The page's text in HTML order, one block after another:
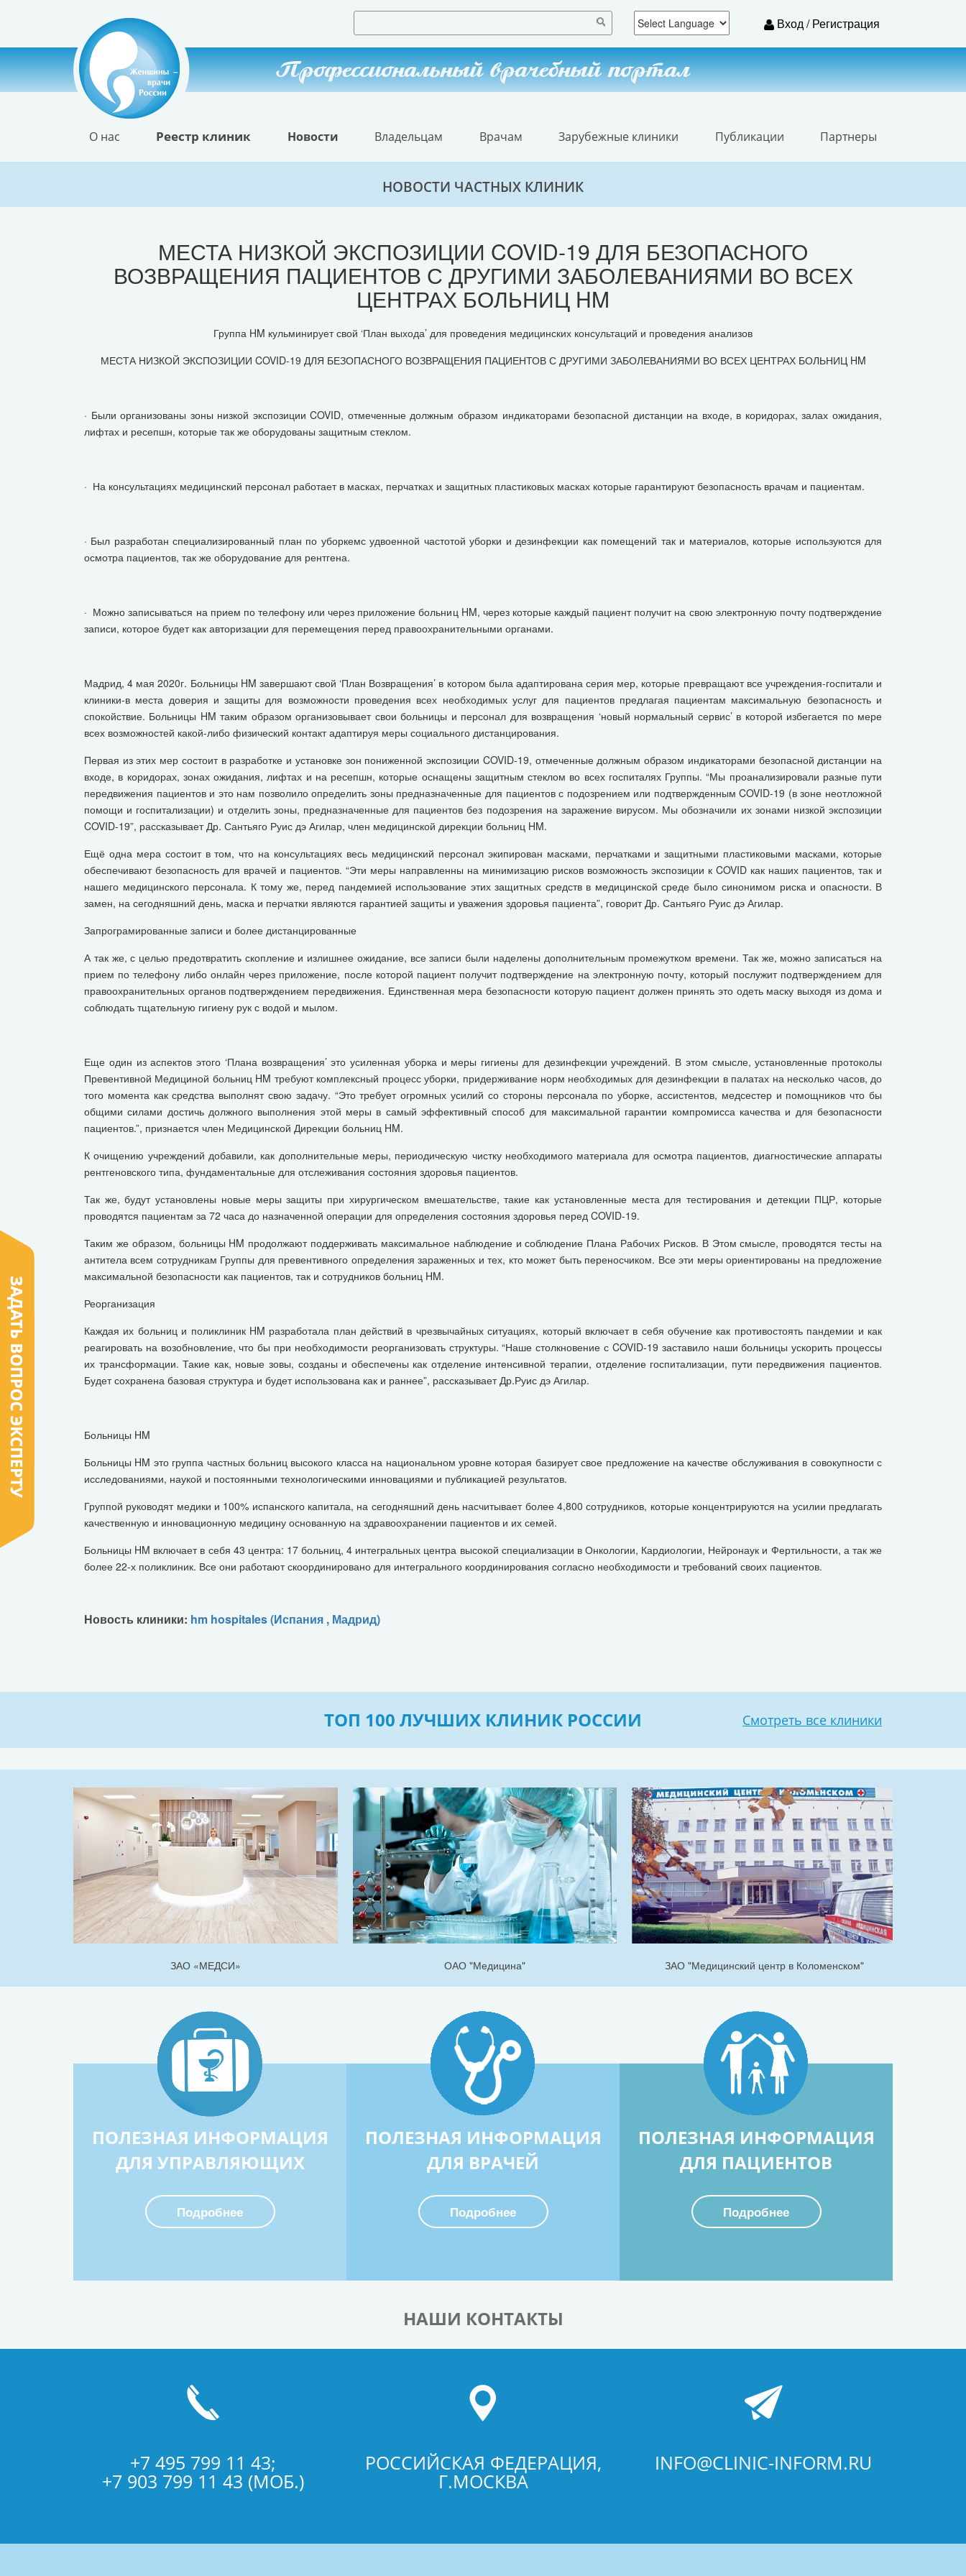
Вход / Регистрация
Профессиональный врачебный портал
О нас Реестр клиник Новости Владельцам Врачам Зарубежные клиники Публикации Партнеры
НОВОСТИ ЧАСТНЫХ КЛИНИК
МЕСТА НИЗКОЙ ЭКСПОЗИЦИИ COVID-19 ДЛЯ БЕЗОПАСНОГО
ВОЗВРАЩЕНИЯ ПАЦИЕНТОВ С ДРУГИМИ ЗАБОЛЕВАНИЯМИ ВО ВСЕХ
ЦЕНТРАХ БОЛЬНИЦ HM
Группа HM кульминирует свой ‘План выхода’ для проведения медицинских консультаций и проведения анализов
МЕСТА НИЗКОЙ ЭКСПОЗИЦИИ COVID-19 ДЛЯ БЕЗОПАСНОГО ВОЗВРАЩЕНИЯ ПАЦИЕНТОВ С ДРУГИМИ ЗАБОЛЕВАНИЯМИ ВО ВСЕХ ЦЕНТРАХ БОЛЬНИЦ HM
· Были организованы зоны низкой экспозиции COVID, отмеченные должным образом индикаторами безопасной дистанции на входе, в коридорах, залах ожидания,
лифтах и ресепшн, которые так же оборудованы защитным стеклом.
· На консультациях медицинский персонал работает в масках, перчатках и защитных пластиковых масках которые гарантируют безопасность врачам и пациентам.
· Был разработан специализированный план по уборкемс удвоенной частотой уборки и дезинфекции как помещений так и материалов, которые используются для
осмотра пациентов, так же оборудование для рентгена.
· Можно записываться на прием по телефону или через приложение больниц HM, через которые каждый пациент получит на свою электронную почту подтверждение
записи, которое будет как авторизации для перемещения перед правоохранительными органами.
Мадрид, 4 мая 2020г. Больницы HM завершают свой ‘План Возвращения’ в котором была адаптирована серия мер, которые превращают все учреждения-госпитали и
клиники-в места доверия и защиты для возможности проведения всех необходимых услуг для пациентов предлагая пациентам максимальную безопасность и
спокойствие. Больницы HM таким образом организовывает свои больницы и персонал для возвращения ‘новый нормальный сервис’ в которой избегается по мере
всех возможностей какой-либо физический контакт адаптируя меры социального дистанцирования.
Первая из этих мер состоит в разработке и установке зон пониженной экспозиции COVID-19, отмеченные должным образом индикаторами безопасной дистанции на
входе, в коридорах, зонах ожидания, лифтах и на ресепшн, которые оснащены защитным стеклом во всех госпиталях Группы. “Мы проанализировали разные пути
передвижения пациентов и это нам позволило определить зоны предназначенные для пациентов с подозрением или подтвержденным COVID-19 (в зоне неотложной
помощи и госпитализации) и отделить зоны, предназначенные для пациентов без подозрения на заражение вирусом. Мы обозначили их зонами низкой экспозиции
COVID-19”, рассказывает Др. Сантьяго Руис дэ Агилар, член медицинской дирекции больниц HM.
Ещё одна мера состоит в том, что на консультациях весь медицинский персонал экипирован масками, перчатками и защитными пластиковыми масками, которые
обеспечивают безопасность для врачей и пациентов. “Эти меры направленны на минимизацию рисков возможность экспозиции к COVID как наших пациентов, так и
нашего медицинского персонала. К тому же, перед пандемией использование этих защитных средств в медицинской среде было синонимом риска и опасности. В
замен, на сегодняшний день, маска и перчатки являются гарантией защиты и уважения здоровья пациента”, говорит Др. Сантьяго Руис дэ Агилар.
Запрограмированные записи и более дистанцированные
А так же, с целью предотвратить скопление и излишнее ожидание, все записи были наделены дополнительным промежутком времени. Так же, можно записаться на
прием по телефону либо онлайн через приложение, после которой пациент получит подтверждение на электронную почту, который послужит подтверждением для
правоохранительных органов подтверждением передвижения. Единственная мера безопасности которую пациент должен принять это одеть маску выходя из дома и
соблюдать тщательную гигиену рук с водой и мылом.
Еще один из аспектов этого ‘Плана возвращения’ это усиленная уборка и меры гигиены для дезинфекции учреждений. В этом смысле, установленные протоколы
Превентивной Медициной больниц HM требуют комплексный процесс уборки, придерживание норм необходимых для дезинфекции в палатах на несколько часов, до
того момента как средства выполнят свою задачу. “Это требует огромных усилий со стороны персонала по уборке, ассистентов, медсестер и помощников что бы
общими силами достичь должного выполнения этой меры в самый эффективный способ для максимальной гарантии компромисса качества и для безопасности
пациентов.”, признается член Медицинской Дирекции больниц HM.
К очищению учреждений добавили, как дополнительные меры, периодическую чистку необходимого материала для осмотра пациентов, диагностические аппараты
рентгеновского типа, фундаментальные для отслеживания состояния здоровья пациентов.
Так же, будут установлены новые меры защиты при хирургическом вмешательстве, такие как установленные места для тестирования и детекции ПЦР, которые
проводятся пациентам за 72 часа до назначенной операции для определения состояния здоровья перед COVID-19.
Таким же образом, больницы HM продолжают поддерживать максимальное наблюдение и соблюдение Плана Рабочих Рисков. В Этом смысле, проводятся тесты на
антитела всем сотрудникам Группы для превентивного определения зараженных и тех, кто может быть переносчиком. Все эти меры ориентированы на предложение
максимальной безопасности как пациентов, так и сотрудников больниц HM.
Реорганизация
Каждая их больниц и поликлиник HM разработала план действий в чрезвычайных ситуациях, который включает в себя обучение как противостоять пандемии и как
реагировать на возобновление, что бы при необходимости реорганизовать структуры. “Наше столкновение с COVID-19 заставило наши больницы ускорить процессы
их трансформации. Такие как, новые зовы, созданы и обеспечены как отделение интенсивной терапии, отделение госпитализации, пути передвижения пациентов.
Будет сохранена базовая структура и будет использована как и раннее”, рассказывает Др.Руис дэ Агилар.
Больницы HM
Больницы HM это группа частных больниц высокого класса на национальном уровне которая базирует свое предложение на качестве обслуживания в совокупности с
исследованиями, наукой и постоянными технологическими инновациями и публикацией результатов.
Группой руководят медики и 100% испанского капитала, на сегодняшний день насчитывает более 4,800 сотрудников, которые концентрируются на усилии предлагать
качественную и инновационную медицину основанную на здравоохранении пациентов и их семей.
Больницы HM включает в себя 43 центра: 17 больниц, 4 интегральных центра высокой специализации в Онкологии, Кардиологии, Нейронаук и Фертильности, а так же
более 22-х поликлиник. Все они работают скоординировано для интегрального координирования согласно необходимости и требований своих пациентов.
Новость клиники: hm hospitales (Испания , Мадрид)
ТОП 100 ЛУЧШИХ КЛИНИК РОССИИ Смотреть все клиники
ЗАО «МЕДСИ» ОАО "Медицина" ЗАО "Медицинский центр в Коломенском"
ПОЛЕЗНАЯ ИНФОРМАЦИЯ
ДЛЯ УПРАВЛЯЮЩИХ
Подробнее
ПОЛЕЗНАЯ ИНФОРМАЦИЯ
ДЛЯ ВРАЧЕЙ
Подробнее
ПОЛЕЗНАЯ ИНФОРМАЦИЯ
ДЛЯ ПАЦИЕНТОВ
Подробнее
НАШИ КОНТАКТЫ
+7 495 799 11 43;
+7 903 799 11 43 (МОБ.)
РОССИЙСКАЯ ФЕДЕРАЦИЯ,
Г.МОСКВА
INFO@CLINIC-INFORM.RU